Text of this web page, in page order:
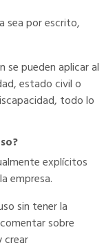
sea por escrito,
se pueden aplicar al
estado civil o
todo lo
explícitos
empresa.
sin tener la
sobre
crear